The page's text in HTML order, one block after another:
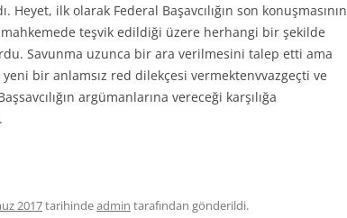
Heyet, ilk olarak Federal Başavcılığın son konuşmasının
teşvik edildiği üzere herhangi bir şekilde
Savunma uzunca bir ara verilmesini talep etti ama
bir anlamsız red dilekçesi vermektenvvazgeçti ve
argümanlarına vereceği karşılığa
2017tarihindeadmin tarafından gönderildi.